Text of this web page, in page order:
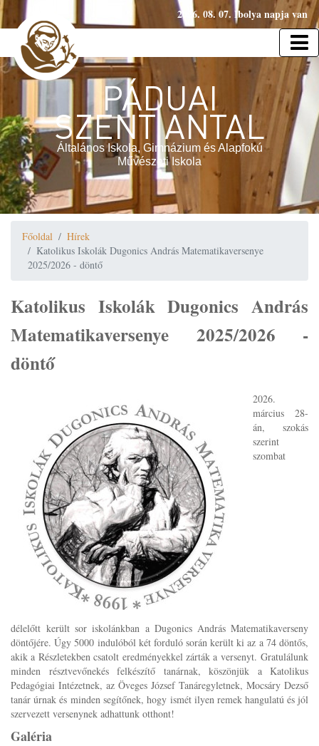
2026. 08. 07. Ibolya napja van
PÁDUAI
SZENT ANTAL
Általános Iskola, Gimnázium és Alapfokú
Művészeti Iskola
Főoldal
Hírek
Katolikus Iskolák Dugonics András Matematikaversenye
2025/2026 - döntő
Katolikus Iskolák Dugonics András
Matematikaversenye 2025/2026 -
döntő
2026.
március 28-
án, szokás
szerint
szombat
délelőtt került sor iskolánkban a Dugonics András Matematikaverseny
döntőjére. Úgy 5000 indulóból két forduló során került ki az a 74 döntős,
akik a Részletekben csatolt eredményekkel zárták a versenyt. Gratulálunk
minden résztvevőnekés felkészítő tanárnak, köszönjük a Katolikus
Pedagógiai Intézetnek, az Öveges József Tanáregyletnek, Mocsáry Dezső
tanár úrnak és minden segítőnek, hogy ismét ilyen remek hangulatú és jól
szervezett versenynek adhattunk otthont!
Galéria